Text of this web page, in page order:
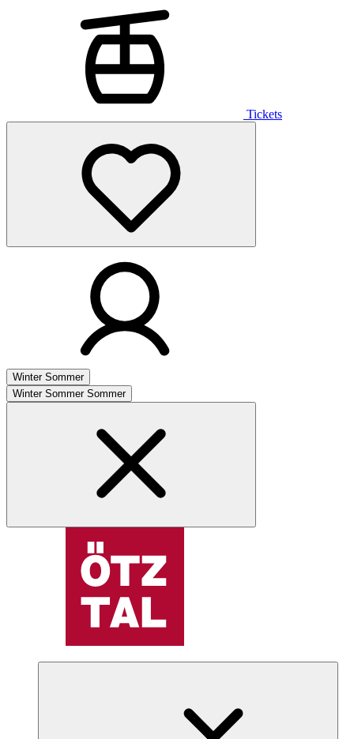
Tickets
Winter Sommer
Winter Sommer Sommer